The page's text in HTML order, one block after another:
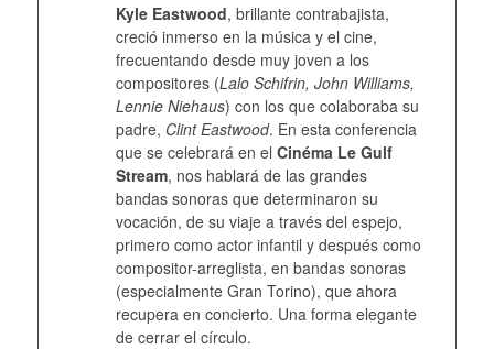
Kyle Eastwood, brillante contrabajista,
creció inmerso en la música y el cine,
frecuentando desde muy joven a los
compositores (Lalo Schifrin, John Williams,
Lennie Niehaus) con los que colaboraba su
padre, Clint Eastwood. En esta conferencia
que se celebrará en el Cinéma Le Gulf
Stream, nos hablará de las grandes
bandas sonoras que determinaron su
vocación, de su viaje a través del espejo,
primero como actor infantil y después como
compositor-arreglista, en bandas sonoras
(especialmente Gran Torino), que ahora
recupera en concierto. Una forma elegante
de cerrar el círculo.